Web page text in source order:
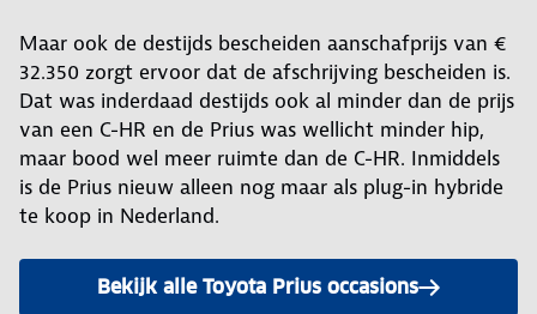
Maar ook de destijds bescheiden aanschafprijs van €
32.350 zorgt ervoor dat de afschrijving bescheiden is.
Dat was inderdaad destijds ook al minder dan de prijs
van een C-HR en de Prius was wellicht minder hip,
maar bood wel meer ruimte dan de C-HR. Inmiddels
is de Prius nieuw alleen nog maar als plug-in hybride
te koop in Nederland.
Bekijk alle Toyota Prius occasions